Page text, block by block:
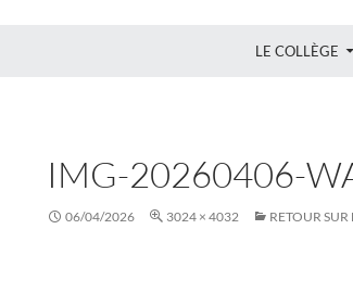
LE COLLÈGE
IMG-20260406-
06/04/2026 3024 × 4032 RETOUR